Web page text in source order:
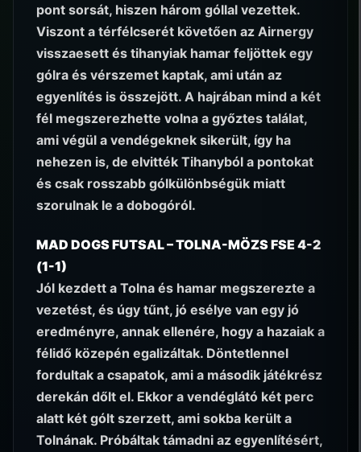
pont sorsát, hiszen három góllal vezettek.
Viszont a térfélcserét követően az Airnergy
visszaesett és tihanyiak hamar feljöttek egy
gólra és vérszemet kaptak, ami után az
egyenlítés is összejött. A hajrában mind a két
fél megszerezhette volna a győztes találat,
ami végül a vendégeknek sikerült, így ha
nehezen is, de elvitték Tihanyból a pontokat
és csak rosszabb gólkülönbségük miatt
szorulnak le a dobogóról.
MAD DOGS FUTSAL – TOLNA-MÖZS FSE 4-2
(1-1)
Jól kezdett a Tolna és hamar megszerezte a
vezetést, és úgy tűnt, jó esélye van egy jó
eredményre, annak ellenére, hogy a hazaiak a
félidő közepén egalizáltak. Döntetlennel
fordultak a csapatok, ami a második játékrész
derekán dőlt el. Ekkor a vendéglátó két perc
alatt két gólt szerzett, ami sokba került a
Tolnának. Próbáltak támadni az egyenlítésért,